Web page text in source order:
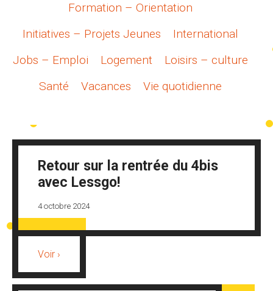
Formation – Orientation
Initiatives – Projets Jeunes
International
Jobs – Emploi
Logement
Loisirs – culture
Santé
Vacances Vie quotidienne
Retour sur la rentrée du 4bis
avec Lessgo!
4 octobre 2024
Voir ›